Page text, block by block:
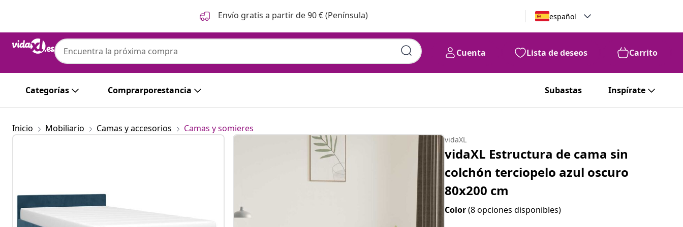
Envío gratis a partir de 90 € (Península) español
Cuenta Lista de deseos Carrito
Categorías Comprarporestancia Subastas Inspírate
Inicio Mobiliario Camas y accesorios Camas y somieres
vidaXL
vidaXL Estructura de cama sin
colchón terciopelo azul oscuro
80x200 cm
Color(8 opciones disponibles)